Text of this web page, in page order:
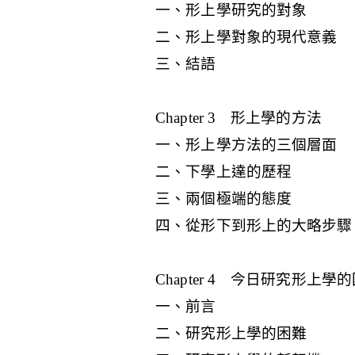
一、形上學研究的對象
二、形上學對象的現代意義
三、結語
Chapter 3 形上學的方法
一、形上學方法的三個層面
二、下學上達的歷程
三、兩個極端的態度
四、從形下到形上的大略步驟
Chapter 4 今日研究形上學的
一、前言
二、研究形上學的困難